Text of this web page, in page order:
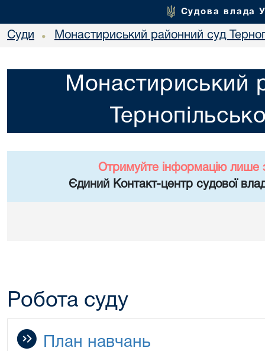
Судова влада
Суди • Монастириський районний суд
Монастириський
Отримуйте інформацію лише
Єдиний Контакт-центр судової
Робота суду
План навчань